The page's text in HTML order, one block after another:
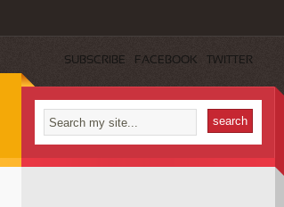
SUBSCRIBE FACEBOOK TWITTER